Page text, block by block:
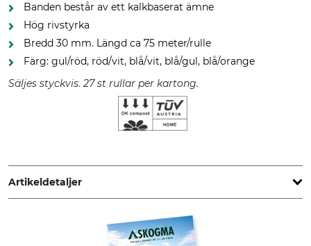
Banden består av ett kalkbaserat ämne
Hög rivstyrka
Bredd 30 mm. Längd ca 75 meter/rulle
Färg: gul/röd, röd/vit, blå/vit, blå/gul, blå/orange
Säljes styckvis. 27 st rullar per kartong.
Artikeldetaljer
Märkband material
BIO